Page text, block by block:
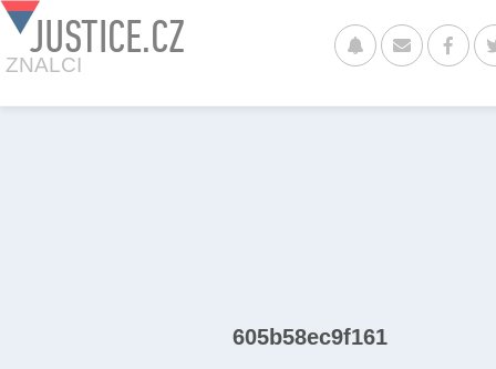
JUSTICE.CZ
ZNALCI
605b58ec9f161